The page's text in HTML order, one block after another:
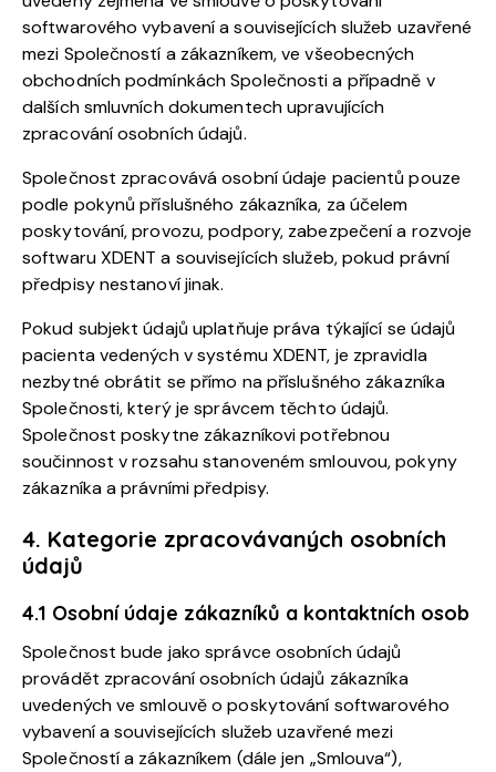
softwarového vybavení a souvisejících služeb uzavřené
mezi Společností a zákazníkem, ve všeobecných
obchodních podmínkách Společnosti a případně v
dalších smluvních dokumentech upravujících
zpracování osobních údajů.
Společnost zpracovává osobní údaje pacientů pouze
podle pokynů příslušného zákazníka, za účelem
poskytování, provozu, podpory, zabezpečení a rozvoje
softwaru XDENT a souvisejících služeb, pokud právní
předpisy nestanoví jinak.
Pokud subjekt údajů uplatňuje práva týkající se údajů
pacienta vedených v systému XDENT, je zpravidla
nezbytné obrátit se přímo na příslušného zákazníka
Společnosti, který je správcem těchto údajů.
Společnost poskytne zákazníkovi potřebnou
součinnost v rozsahu stanoveném smlouvou, pokyny
zákazníka a právními předpisy.
4. Kategorie zpracovávaných osobních
údajů
4.1 Osobní údaje zákazníků a kontaktních osob
Společnost bude jako správce osobních údajů
provádět zpracování osobních údajů zákazníka
uvedených ve smlouvě o poskytování softwarového
vybavení a souvisejících služeb uzavřené mezi
Společností a zákazníkem (dále jen „Smlouva“),